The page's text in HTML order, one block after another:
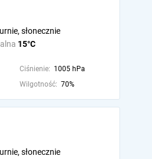
15°C
słonecznie
Ciśnienie: 1005 hPa
Wilgotność: 70%
słonecznie